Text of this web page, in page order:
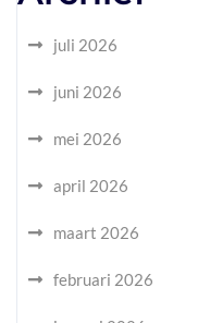
juli 2026
juni 2026
mei 2026
april 2026
maart 2026
februari 2026